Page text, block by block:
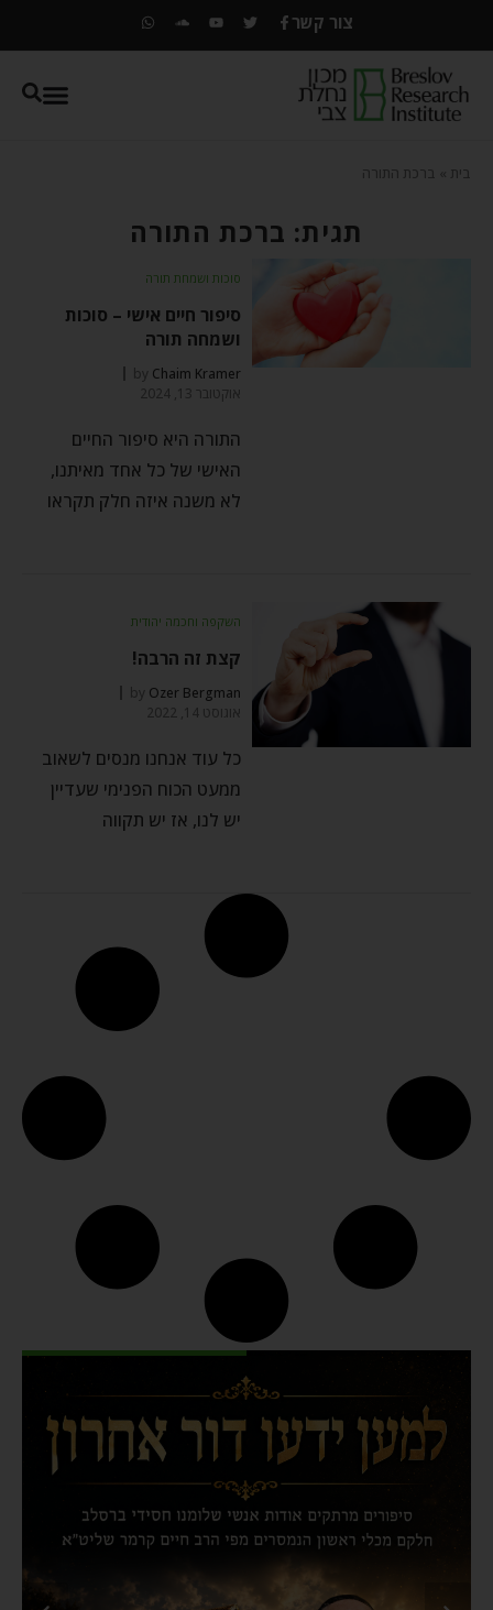
צור קשר
בית ברכת התורה
תגית: ברכת התורה
סוכות ושמחת תורה
סיפור חיים אישי – סוכות
ושמחה תורה
by Chaim Kramer
אוקטובר 13, 2024
התורה היא סיפור החיים
האישי של כל אחד מאיתנו,
לא משנה איזה חלק תקראו
השקפה וחכמה יהודית
קצת זה הרבה!
by Ozer Bergman
אוגוסט 14, 2022
כל עוד אנחנו מנסים לשאוב
ממעט הכוח הפנימי שעדיין
יש לנו, אז יש תקווה